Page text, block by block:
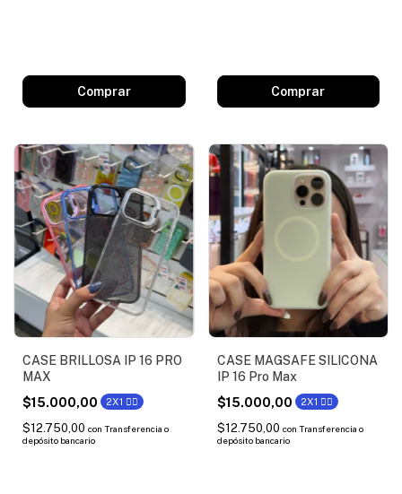
Comprar
CASE BRILLOSA IP 16 PRO
MAX
$15.000,00
2X1 ❤️‍🔥
$12.750,00 con Transferencia o
depósito bancario
CASE MAGSAFE SILICONA
IP 16 Pro Max
$15.000,00
2X1 ❤️‍🔥
$12.750,00 con Transferencia o
depósito bancario